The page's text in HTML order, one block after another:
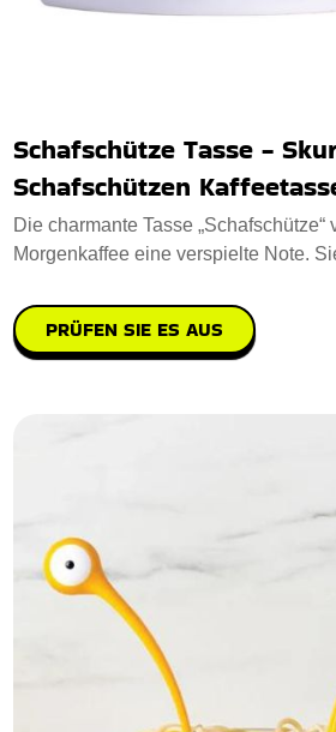
Schafschütze Tasse -
Schafschützen
Die charmante Tasse „Schafschütze“
Morgenkaffee eine verspielte Note.
PRÜFEN SIE ES AUS